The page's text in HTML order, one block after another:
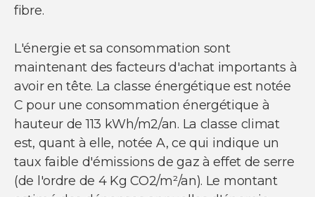
fibre.
L'énergie et sa consommation sont
maintenant des facteurs d'achat importants à
avoir en tête. La classe énergétique est notée
C pour une consommation énergétique à
hauteur de 113 kWh/m2/an. La classe climat
est, quant à elle, notée A, ce qui indique un
taux faible d'émissions de gaz à effet de serre
(de l'ordre de 4 Kg CO2/m²/an). Le montant